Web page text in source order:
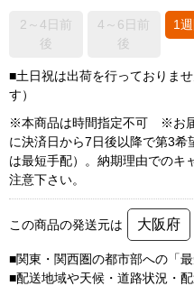
2～4日前
後
4～6日前
後
1
■土日祝は出荷を行っておりま
す）
※本商品は時間指定不可 ※お
に決済日から7日後以降で第3希
は最短手配）。納期理由でのキ
注意下さい。
この商品の発送元は 大阪府
■関東・関西圏の都市部への「
■配送地域や天候・道路状況・